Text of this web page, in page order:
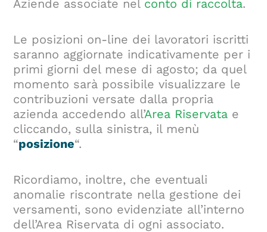
Aziende associate nel conto di raccolta.
Le posizioni on-line dei lavoratori iscritti
saranno aggiornate indicativamente per i
primi giorni del mese di agosto; da quel
momento sarà possibile visualizzare le
contribuzioni versate dalla propria
azienda accedendo all’Area Riservata e
cliccando, sulla sinistra, il menù
“posizione“.
Ricordiamo, inoltre, che eventuali
anomalie riscontrate nella gestione dei
versamenti, sono evidenziate all’interno
dell’Area Riservata di ogni associato.